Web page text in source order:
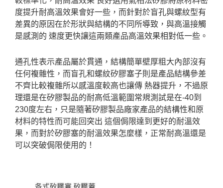
度提升耐高溫效果會好一些，而針對於盲孔與螺紋型有
差異的原因在於形狀與結構的不同所導致，與高溫接觸
是感測的 速度更快讓這兩類產品高溫效果相對低一些。
通孔性表示產品屬於貫通，結構簡單壁厚粗大內部沒有
任何複雜性，而盲孔和螺紋矽膠塞子則是產品結構參差
不齊比較複雜所以感溫度較高也讓傳 熱器提升，不過原
理還是在矽膠製品的耐高低溫範圍常規測試是在-40到
230度左右，只是隨著矽膠製品廠家產品的結構性和原
材料的特性而可能回突出 這個侷限達到更好的耐溫效
果，而對於矽膠塞的耐溫效果怎麼樣，正常耐高溫還是
可以突破侷限使用的！